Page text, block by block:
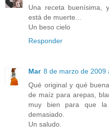
Una receta buenísima,
está de muerte...
Un beso cielo
Responder
Mar 8 de marzo de 2009
Qué original y qué
de maíz para arepas,
muy bien para que
demasiado.
Un saludo.